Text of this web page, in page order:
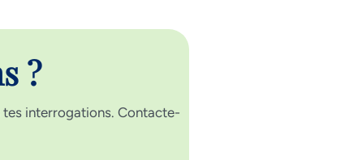
?
interrogations. Contacte-